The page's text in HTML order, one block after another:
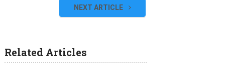
NEXT ARTICLE
Related Articles